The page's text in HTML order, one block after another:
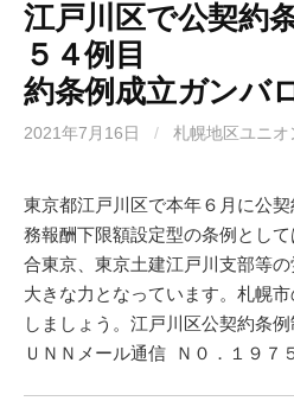
江戸川区で公契約
５４例目
約条例成立ガンバ
2021年7月16日 / 札幌地区ユニ
東京都江戸川区で本年６月に公
務報酬下限額設定型の条例とし
合東京、東京土建江戸川支部等
大きな力となっています。札幌
しましょう。江戸川区公契約条
ＵＮＮメール通信 Ｎ０．１９７